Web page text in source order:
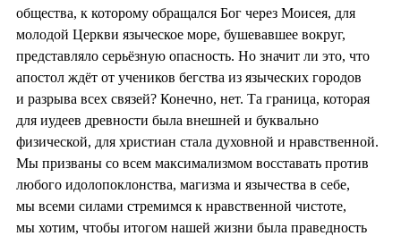
общества, к которому обращался Бог через Моисея, для
молодой Церкви языческое море, бушевавшее вокруг,
представляло серьёзную опасность. Но значит ли это, что
апостол ждёт от учеников бегства из языческих городов
и разрыва всех связей? Конечно, нет. Та граница, которая
для иудеев древности была внешней и буквально
физической, для христиан стала духовной и нравственной.
Мы призваны со всем максимализмом восставать против
любого идолопоклонства, магизма и язычества в себе,
мы всеми силами стремимся к нравственной чистоте,
мы хотим, чтобы итогом нашей жизни была праведность